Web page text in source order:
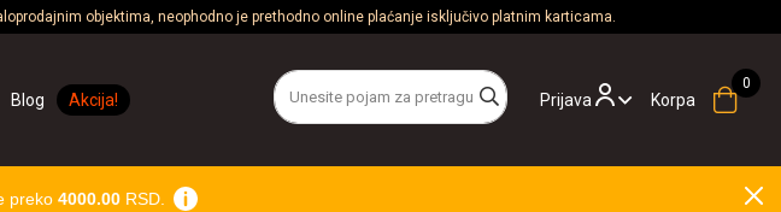
objektima, neophodno je prethodno online plaćanje isključivo platnim karticama.
Prijava
Blog Akcija! Korpa
preko 4000.00RSD.